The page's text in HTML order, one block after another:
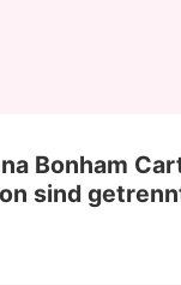
Bonham
sind